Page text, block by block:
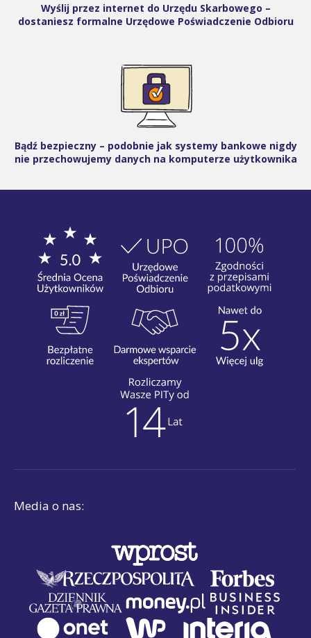
Wyślij przez internet do Urzędu Skarbowego –
dostaniesz formalne Urzędowe Poświadczenie Odbioru
Bądź bezpieczny – podobnie jak systemy bankowe nigdy
nie przechowujemy danych na komputerze użytkownika
Media o nas: